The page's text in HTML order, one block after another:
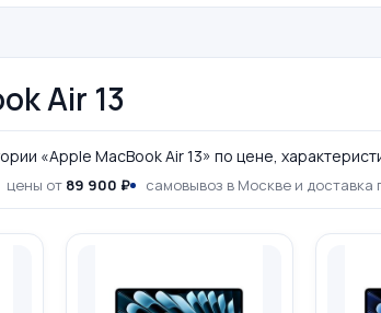
Air 13
«Apple MacBook Air 13» по цене,
цены от 89 900 ₽ самовывоз в Москве и доставка